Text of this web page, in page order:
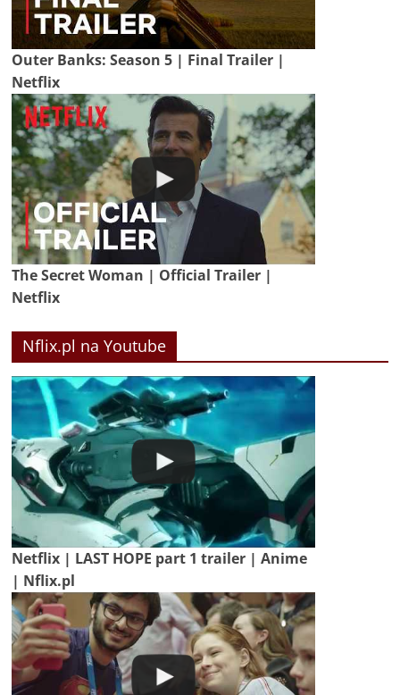
Outer Banks: Season 5 | Final Trailer |
Netflix
The Secret Woman | Official Trailer |
Netflix
Nflix.pl na Youtube
Netflix | LAST HOPE part 1 trailer | Anime
| Nflix.pl